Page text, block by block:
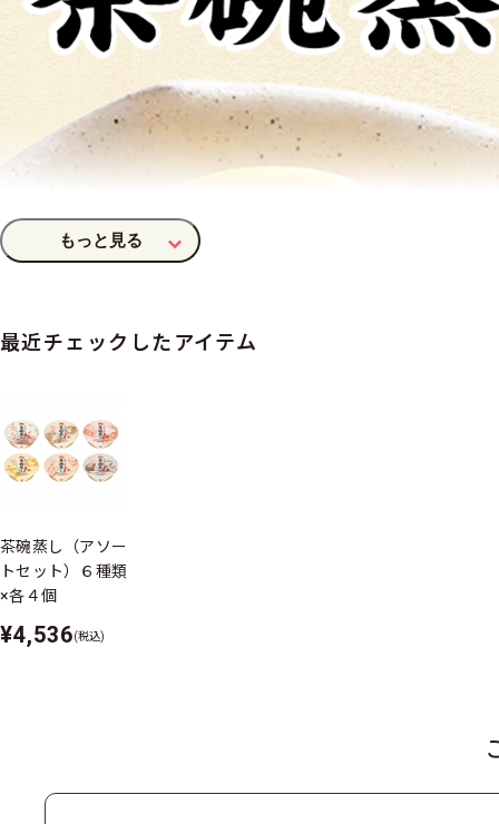
最近チェックしたアイテム
茶碗蒸し（アソー
トセット）６種類
×各４個
¥4,536(税込)